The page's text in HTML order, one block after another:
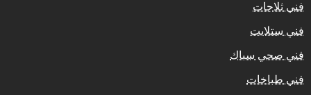
فني ثلاجات
فني ستلايت
فني صحي سباك
فني طباخات